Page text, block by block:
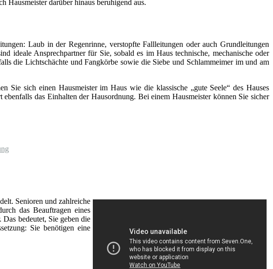
Hausmeister darüber hinaus beruhigend aus.
Laub in der Regenrinne, verstopfte Fallleitungen oder auch Grundleitungen
ideale Ansprechpartner für Sie, sobald es im Haus technische, mechanische oder
die Lichtschächte und Fangkörbe sowie die Siebe und Schlammeimer im und am
Sie sich einen Hausmeister im Haus wie die klassische „gute Seele“ des Hauses
das Einhalten der Hausordnung. Bei einem Hausmeister können Sie sicher
Senioren und zahlreiche
das Beauftragen eines
bedeutet, Sie geben die
Sie benötigen eine